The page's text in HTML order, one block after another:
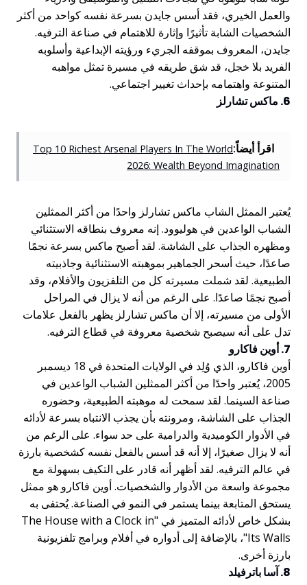
والعمل الخيري، فقد أسس جايدن بسرعة نفسه كواحد من أكثر
الشخصيات الشابة تأثيرًا وإثارة للاهتمام في صناعة الترفيه.
جايدن، المعروف بموقفه الجريء ورؤيته الإبداعية وأسلوبه
الفريد بلا خجل، قد شق طريقه في مسيرة تمثل مواهبه
المتنوعة واهتمامه بإحداث تغيير اجتماعي.
6. ماكس تشارلز
اقرأ أيضاً:Top 10 Richest Arsenal Players In The World
2026: Wealth Beyond Imagination
يُعتبر الممثل الشاب ماكس تشارلز واحدًا من أكثر الممثلين
الشباب الواعدين في هوليوود. إنه معروف بنطاقه الاستثنائي
ومظهره الجذاب على الشاشة. لقد أصبح ماكس بسرعة نجمًا
صاعدًا، حيث أسحر الجماهير بموهبته الاستثنائية وجاذبيته
الطبيعية. لقد شملت مسيرته كل من التلفزيون والأفلام، وقد
أصبح نجمًا صاعدًا. على الرغم من أنه لا يزال في المراحل
الأولى من مسيرته، إلا أن ماكس تشارلز يظهر بالفعل علامات
تدل على أنه سيصبح شخصية معروفة في قطاع الترفيه.
7. أوين فاكارو
أوين فاكارو، الذي وُلِد في الولايات المتحدة في 18 ديسمبر
2005، يُعتبر واحدًا من أكثر الممثلين الشباب الواعدين في
صناعة السينما. لقد سمحت له موهبته الطبيعية، وحضوره
الجذاب على الشاشة، ومرونته بأن يجذب الانتباه بسرعة لأدائه
في الأدوار الكوميدية والدرامية على حد سواء. على الرغم من
أنه لا يزال صغيرًا، إلا أنه قد أسس بالفعل نفسه كشخصية بارزة
في عالم الترفيه. لقد أظهر أنه قادر على التكيف بسهولة مع
مجموعة واسعة من الأدوار والشخصيات. أوين فاكارو هو ممثل
يستحق المتابعة بينما يستمر في النمو في الصناعة. يُحتفى به
بشكل خاص لأدائه المتميز في "The House with a Clock in
Its Walls"، بالإضافة إلى أدواره في أفلام وبرامج تلفزيونية
بارزة أخرى.
8. آسا باترفيلد